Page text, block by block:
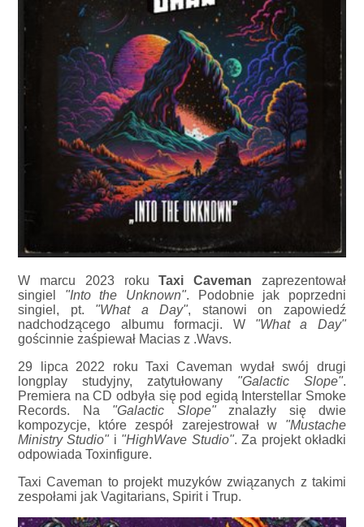
W marcu 2023 roku Taxi Caveman zaprezentował
singiel
"Into the Unknown". Podobnie jak poprzedni
singiel, pt. "What a Day", stanowi on zapowiedź
nadchodzącego albumu formacji. W"What a Day"
gościnnie zaśpiewał Macias z .Wavs.
29 lipca 2022 roku Taxi Caveman wydał swój drugi
longplay studyjny, zatytułowany "Galactic Slope".
Premiera na CD odbyła się pod egidą Interstellar Smoke
Records. Na "Galactic Slope"znalazły się dwie
kompozycje, które zespół zarejestrował w "Mustache
Ministry Studio"i "HighWave Studio". Za projekt okładki
odpowiada Toxinfigure.
Taxi Caveman to projekt muzyków związanych z takimi
zespołami jak Vagitarians, Spirit i Trup.